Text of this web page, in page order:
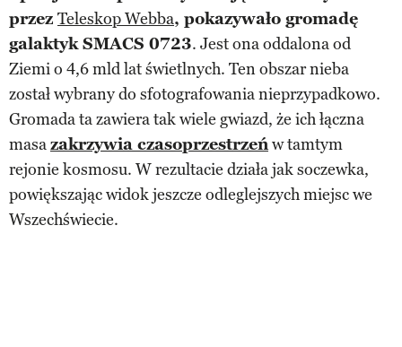
przez Teleskop Webba, pokazywało gromadę
galaktyk SMACS 0723. Jest ona oddalona od
Ziemi o 4,6 mld lat świetlnych. Ten obszar nieba
został wybrany do sfotografowania nieprzypadkowo.
Gromada ta zawiera tak wiele gwiazd, że ich łączna
masazakrzywia czasoprzestrzeńw tamtym
rejonie kosmosu. W rezultacie działa jak soczewka,
powiększając widok jeszcze odleglejszych miejsc we
Wszechświecie.